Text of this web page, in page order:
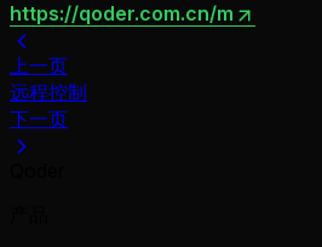
https://qoder.com.cn/m
上一页
远程控制
下一页